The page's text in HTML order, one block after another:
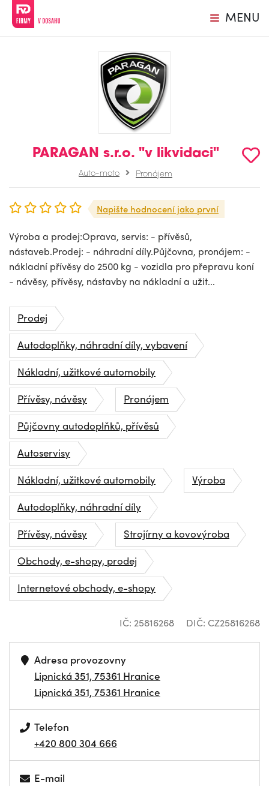
MENU
PARAGAN s.r.o. "v likvidaci"
Auto-moto Pronájem
Napište hodnocení jako první
Výroba a prodej:Oprava, servis: - přívěsů,
nástaveb.Prodej: - náhradní díly.Půjčovna, pronájem: -
nákladní přívěsy do 2500 kg - vozidla pro přepravu koní
- návěsy, přívěsy, nástavby na nákladní a užit...
Prodej
Autodoplňky, náhradní díly, vybavení
Nákladní, užitkové automobily
Přívěsy, návěsy
Pronájem
Půjčovny autodoplňků, přívěsů
Autoservisy
Nákladní, užitkové automobily
Výroba
Autodoplňky, náhradní díly
Přívěsy, návěsy
Strojírny a kovovýroba
Obchody, e-shopy, prodej
Internetové obchody, e-shopy
IČ: 25816268 DIČ: CZ25816268
Adresa provozovny
Lipnická 351, 75361 Hranice
Lipnická 351, 75361 Hranice
Telefon
+420 800 304 666
E-mail